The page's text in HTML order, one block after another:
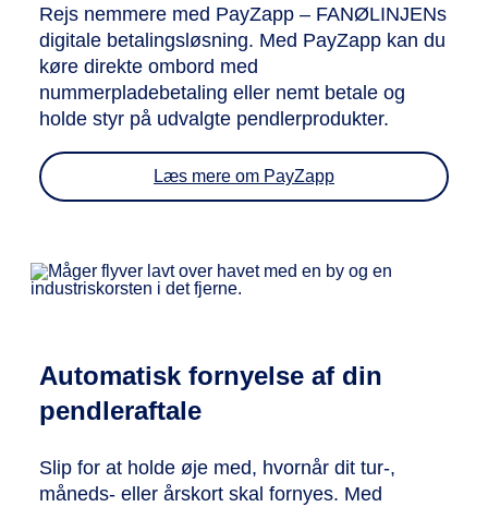
Rejs nemmere med PayZapp – FANØLINJENs
digitale betalingsløsning. Med PayZapp kan du
køre direkte ombord med
nummerpladebetaling eller nemt betale og
holde styr på udvalgte pendlerprodukter.
Læs mere om PayZapp
Automatisk fornyelse af din
pendleraftale
Slip for at holde øje med, hvornår dit tur-,
måneds- eller årskort skal fornyes. Med